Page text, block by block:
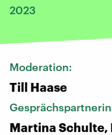
2023
Moderation:
Till Haase
Martina